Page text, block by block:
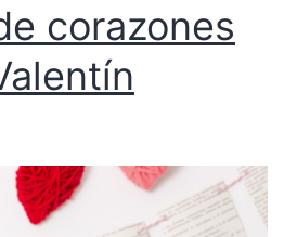
corazones